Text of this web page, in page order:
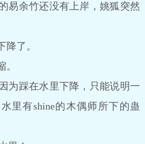
余竹还没有上岸，姚狐突然
了。
踩在水里下降，只能说明一
里有shine的木偶师所下的蛊